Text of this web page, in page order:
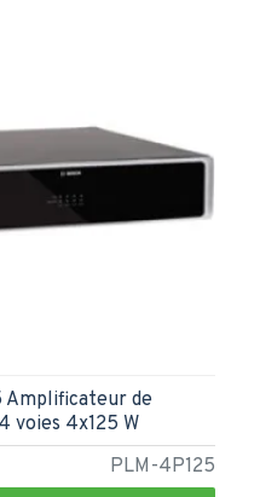
PLM-4P125
Amplificateur de
voies 4x125 W